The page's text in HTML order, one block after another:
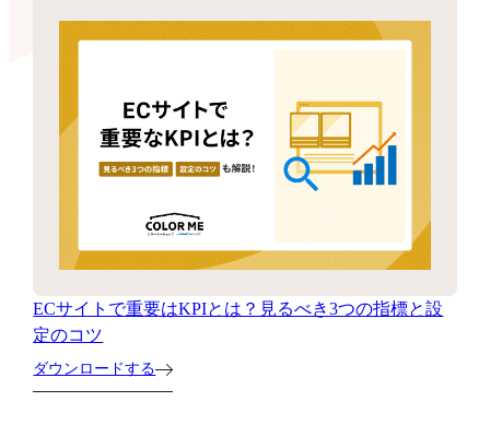
ECサイトで重要はKPIとは？見るべき3つの指標と設
定のコツ
ダウンロードする